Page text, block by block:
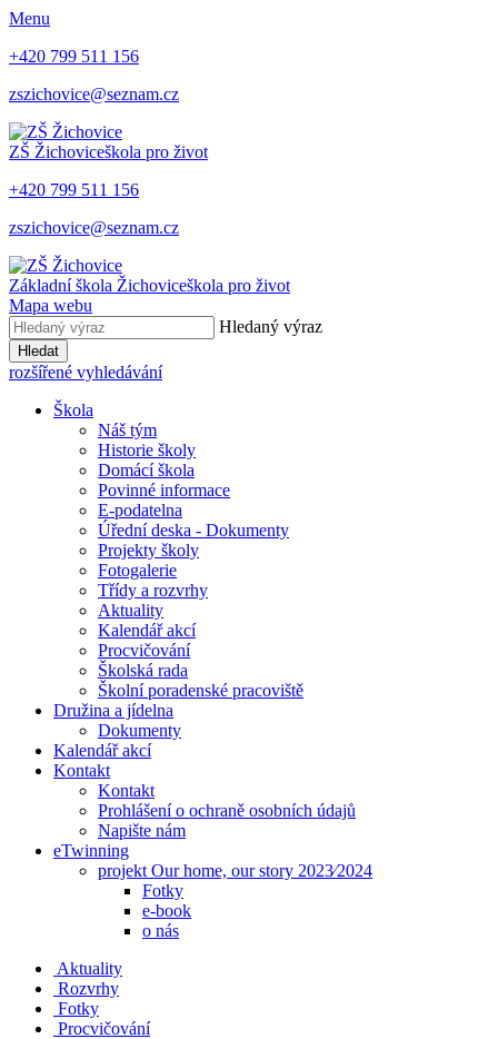
Menu
+420 799 511 156
zszichovice@seznam.cz
ZŠ Žichoviceškola pro život
+420 799 511 156
zszichovice@seznam.cz
Základní škola Žichoviceškola pro život
Mapa webu
Hledaný výraz
Hledat
rozšířené vyhledávání
Škola
Náš tým
Historie školy
Domácí škola
Povinné informace
E-podatelna
Úřední deska - Dokumenty
Projekty školy
Fotogalerie
Třídy a rozvrhy
Aktuality
Kalendář akcí
Procvičování
Školská rada
Školní poradenské pracoviště
Družina a jídelna
Dokumenty
Kalendář akcí
Kontakt
Kontakt
Prohlášení o ochraně osobních údajů
Napište nám
eTwinning
projekt Our home, our story 2023⁄2024
Fotky
e-book
o nás
Aktuality
Rozvrhy
Fotky
Procvičování